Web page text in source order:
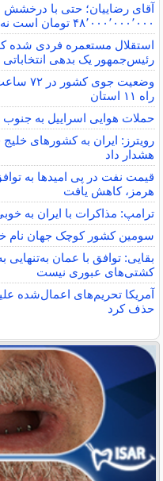
آقای رضاییان؛ حتی با
۴۸٬۰۰۰٬۰۰۰٬۰۰۰ تومان است نه ۲۵۰٬۰۰۰٬۰۰۰٬۰۰۰
استقلال مستعمره فردی شده
رئیس‌جمهور یک بدهی انتخاباتی
وضعیت
راه ۱۱ استان
حملات هوایی اسراییل به جنوب
رویترز: ایران به کشورهای
هشدار داد
قیمت نفت در پی امیدها به
هرمز، کاهش یافت
ترامپ: مذاکرات با ایران به
سومین کشور کوچک جهان نام
بقایی: توافق با عمان
کشتی‌های عبوری نیست
آمریکا تحریم‌های اعمال‌شده
حذف کرد